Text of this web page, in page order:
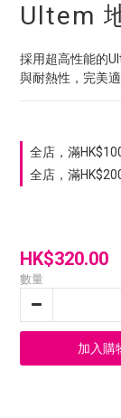
Ultem
採用超高性能的
與耐熱性，完美
全店，滿
全店，滿
HK$320.00
數量
加入購